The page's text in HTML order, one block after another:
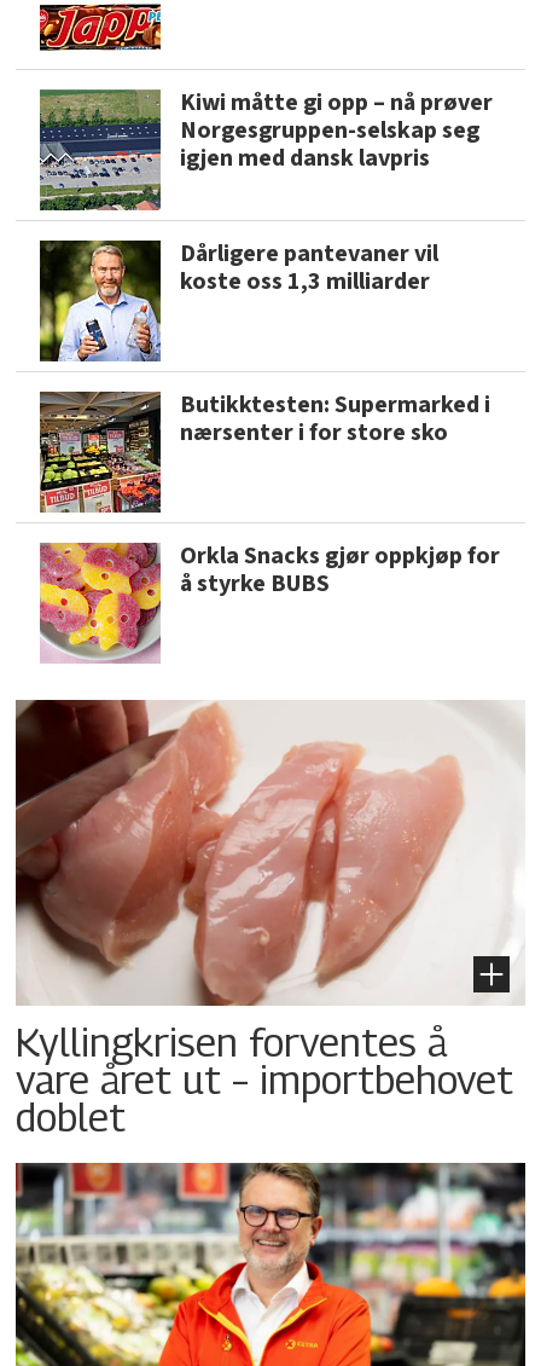
Kiwi måtte gi opp – nå prøver
Norgesgruppen-selskap seg
igjen med dansk lavpris
Dårligere pantevaner vil
koste oss 1,3 milliarder
Butikktesten: Supermarked i
nærsenter i for store sko
Orkla Snacks gjør oppkjøp for
å styrke BUBS
Kyllingkrisen forventes å
vare året ut – importbehovet
doblet